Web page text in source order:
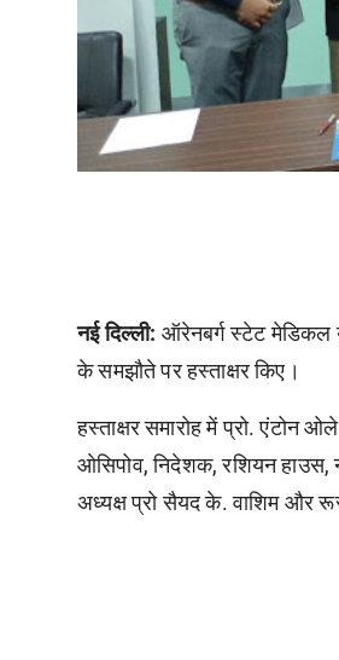
नई दिल्ली: ऑरेनबर्ग स्टेट मेडिकल
के समझौते पर हस्ताक्षर किए।
हस्ताक्षर समारोह में प्रो. एंटोन
ओसिपोव, निदेशक, रशियन
अध्यक्ष प्रो सैयद के. वाशिम और